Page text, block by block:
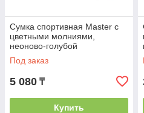
Сумка спортивная Master с
цветными молниями,
неоново-голубой
Под заказ
5 080 ₸
Купить